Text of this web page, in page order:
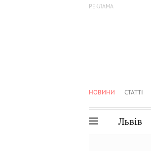
НОВИНИ СТАТТІ
Львів